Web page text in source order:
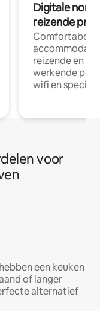
Digitale
reizende
Comfortabele
reizende en
werkende
wifi en
voor
een keuken
of langer
alternatief